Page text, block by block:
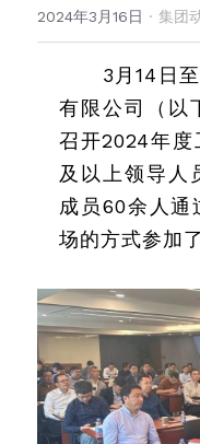
2024年3月16日 · 集团
3月14日
有限公司（以
召开2024年度
及以上领导人
成员60余人通
场的方式参加